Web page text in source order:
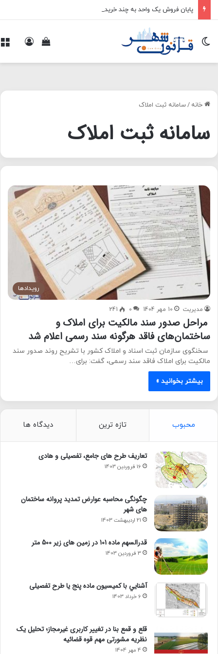
پایان فروش یک واحد به چند خریدار
مشاهده تغییر پوسته
خانه /سامانه ثبت املاک
سامانه ثبت املاک
رویدادها
مدیریت 10 مهر 1404 0
241
مراحل صدور سند مالکیت برای املاک و
ساختمان‌های فاقد هرگونه سند رسمی اعلام شد
سخنگوی سازمان ثبت اسناد و املاک کشور با تشریح روند صدور سند
مالکیت برای املاک فاقد سند رسمی، گفت: برای…
بیشتر بخوانید »
محبوب تازه ترین دیدگاه ها
تعاریف طرح های جامع، تفصیلی و هادی
16 فروردین 1403
چگونگی محاسبه عوارض تمدید پروانه ساختمان
های شهر
21 اردیبهشت 1403
قدرالسهم ماده 101 در زمین های زیر 500 متر
3 فروردین 1403
آشنايي با كميسيون ماده پنج یا طرح تفصیلی
6 خرداد 1403
قلع و قمع بنا در تغییر کاربری غیرمجاز؛ تحلیل یک
نظریه مشورتی مهم قوه قضائیه
4 مهر 1404